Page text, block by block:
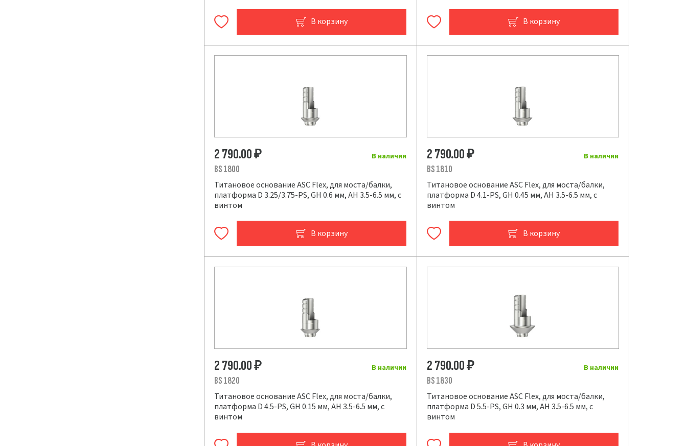
В корзину В корзину
В наличии
2 790.00₽
BS 1800
Титановое основание ASC Flex, для моста/балки,
платформа D 3.25/3.75-PS, GH 0.6 мм, AH 3.5-6.5 мм, с
винтом
В корзину
В наличии
2 790.00₽
BS 1810
Титановое основание ASC Flex, для моста/балки,
платформа D 4.1-PS, GH 0.45 мм, AH 3.5-6.5 мм, с
винтом
В корзину
В наличии
2 790.00₽
BS 1820
Титановое основание ASC Flex, для моста/балки,
платформа D 4.5-PS, GH 0.15 мм, AH 3.5-6.5 мм, с
винтом
В наличии
2 790.00₽
BS 1830
Титановое основание ASC Flex, для моста/балки,
платформа D 5.5-PS, GH 0.3 мм, AH 3.5-6.5 мм, с
винтом